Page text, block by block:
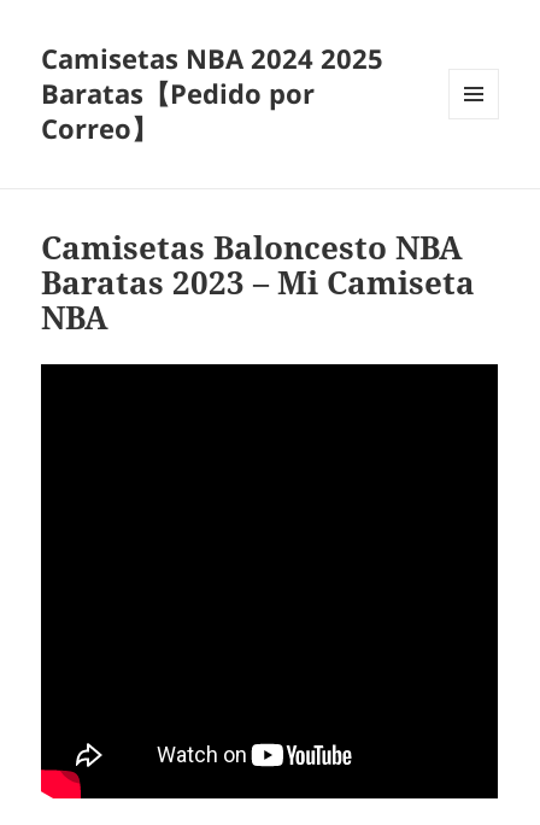
Camisetas NBA 2024 2025
Baratas【Pedido por
Correo】
Camisetas Baloncesto NBA
Baratas 2023 – Mi Camiseta
NBA